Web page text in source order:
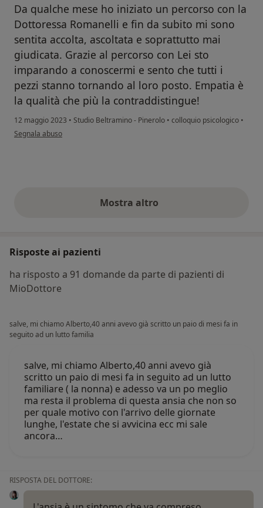
Da qualche mese ho iniziato un percorso con la
Dottoressa Romanelli e fin da subito mi sono
sentita accolta, ascoltata e soprattutto mai
giudicata. Grazie al percorso con Lei sto
imparando a conoscermi e sento che tutti i
pezzi stanno tornando al loro posto. Empatia è
la qualità che più la contraddistingue!
12 maggio 2023 • Studio Beltramino - Pinerolo • colloquio psicologico •
secondo l'opinione dell'utente Jessica
Segnala abuso
Mostra altroopinioni di cui sopra
Risposte ai pazienti
ha risposto a 91 domande da parte di pazienti di
MioDottore
salve, mi chiamo Alberto,40 anni avevo già scritto un paio di mesi fa in
seguito ad un lutto familia
salve, mi chiamo Alberto,40 anni avevo già
scritto un paio di mesi fa in seguito ad un lutto
familiare ( la nonna) e adesso va un po meglio
ma resta il problema di questa ansia che non so
per quale motivo con l'arrivo delle giornate
lunghe, l'estate che si avvicina ecc mi sale
ancora…
RISPOSTA DEL DOTTORE: